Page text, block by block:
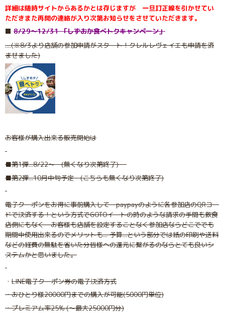
詳細は随時サイトからあるかとは存じますが 一旦訂正線を引かせてい
ただきまた再開の連絡が入り次第お知らせをさせていただきます。
⬛️ 8/29〜12/31 「しずおか食べトクキャンペーン」
....(※8/3より店舗の参加申請がスタート！クレルレヴェイエも申請を済
ませました)
お客様が購入出来る販売開始は
■第1弾...8/22〜 (無くなり次第終了)
■第2弾...10月中旬予定 (こちらも無くなり次第終了)
電子クーポンをお得に事前購入して paypayのように各参加店のQRコー
ドで決済する！という方式でGOTOイートの時のような請求の手間も飲食
店側にもなく お客様も店舗を設定することなく参加店ならどこででも
期間中使用出来るのでメリットも... 予算...という部分では紙の印刷や送料
などの経費の無駄を省いた分皆様への還元に繋がるのならとても良いシ
ステムかと思いました。
・ LINE電子クーポン券の電子決済方式
・おひとり様20000円までの購入が可能(5000円単位)
・プレミアム率25% (〜最大25000円分)